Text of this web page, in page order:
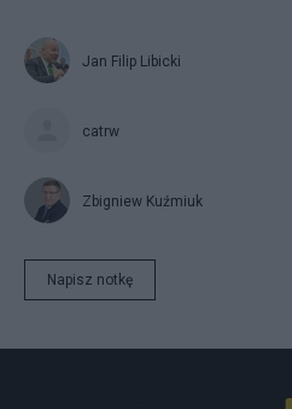
Jan Filip Libicki
catrw
Zbigniew Kuźmiuk
Napisz notkę